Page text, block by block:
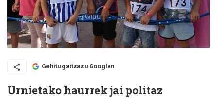
Gehitu gaitzazu Googlen
Urnietako haurrek jai politaz